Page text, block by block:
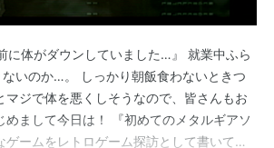
より2年後。
ッタン沖に建設された
体がダウンしていました…』 就業中ふら
いのか…。 しっかり朝飯食わないときつ
ジで体を悪くしそうなので、皆さんもお
まして今日は！ 『初めてのメタルギアソ
ームをレトロゲーム探訪として書いてみ